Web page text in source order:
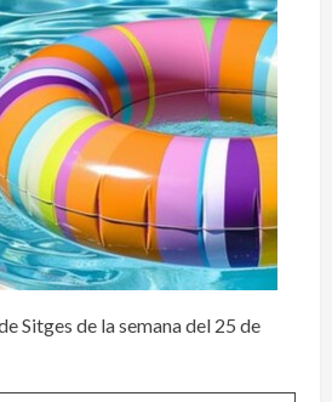
Sitges de la semana del 25 de